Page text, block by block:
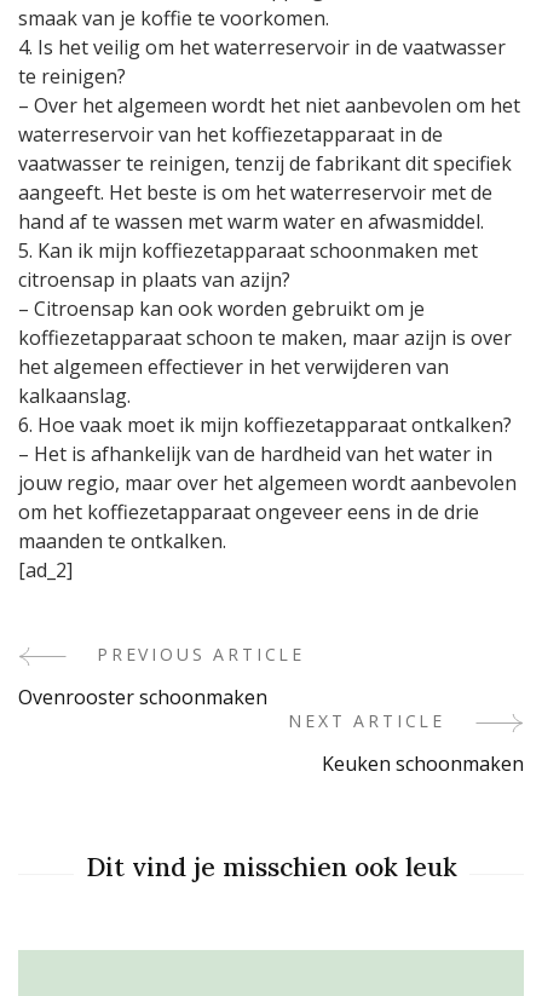
smaak van je koffie te voorkomen.
4. Is het veilig om het waterreservoir in de vaatwasser
te reinigen?
– Over het algemeen wordt het niet aanbevolen om het
waterreservoir van het koffiezetapparaat in de
vaatwasser te reinigen, tenzij de fabrikant dit specifiek
aangeeft. Het beste is om het waterreservoir met de
hand af te wassen met warm water en afwasmiddel.
5. Kan ik mijn koffiezetapparaat schoonmaken met
citroensap in plaats van azijn?
– Citroensap kan ook worden gebruikt om je
koffiezetapparaat schoon te maken, maar azijn is over
het algemeen effectiever in het verwijderen van
kalkaanslag.
6. Hoe vaak moet ik mijn koffiezetapparaat ontkalken?
– Het is afhankelijk van de hardheid van het water in
jouw regio, maar over het algemeen wordt aanbevolen
om het koffiezetapparaat ongeveer eens in de drie
maanden te ontkalken.
[ad_2]
PostPREVIOUS ARTICLE
Ovenrooster schoonmaken
NEXT ARTICLE
Keuken schoonmaken
Dit vind je misschien ook leuk